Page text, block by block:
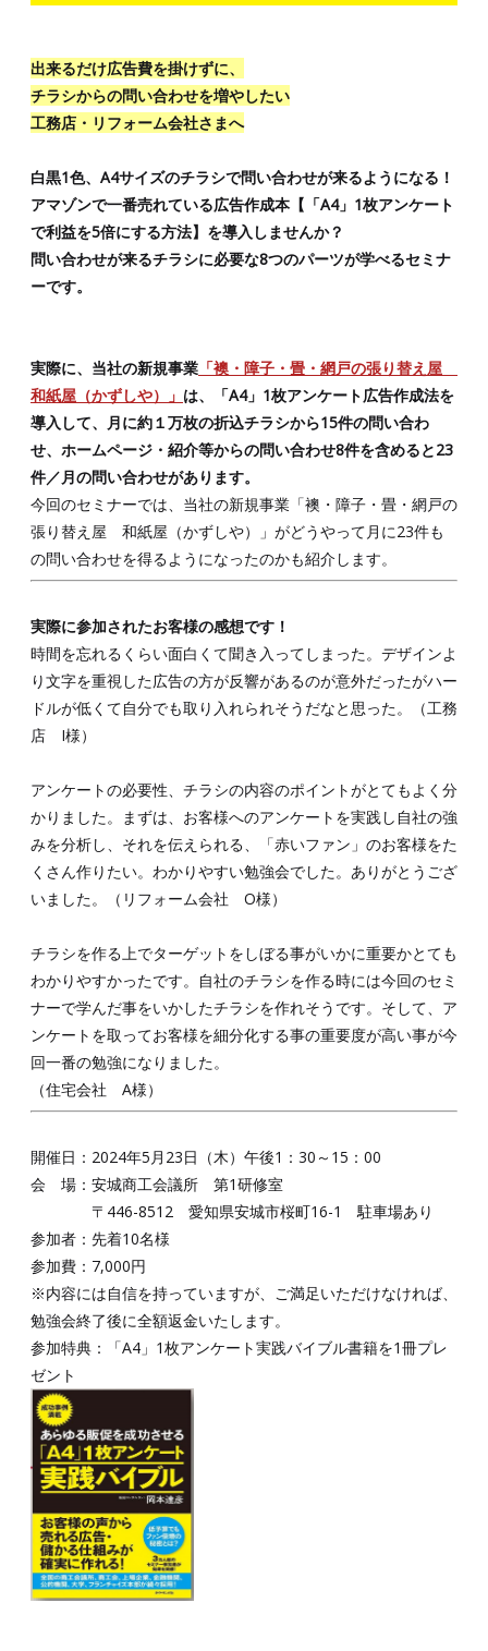
出来るだけ広告費を掛けずに、
チラシからの問い合わせを増やしたい
工務店・リフォーム会社さまへ
白黒1色、A4サイズのチラシで問い合わせが来るようになる！
アマゾンで一番売れている広告作成本【「A4」1枚アンケート
で利益を5倍にする方法】を導入しませんか？
問い合わせが来るチラシに必要な8つのパーツが学べるセミナ
ーです。
実際に、当社の新規事業 「襖・障子・畳・網戸の張り替え屋
和紙屋（かずしや）」 は、「A4」1枚アンケート広告作成法を
導入して、月に約１万枚の折込チラシから15件の問い合わ
せ、ホームページ・紹介等からの問い合わせ8件を含めると23
件／月の問い合わせがあります。
今回のセミナーでは、当社の新規事業「襖・障子・畳・網戸の
張り替え屋 和紙屋（かずしや）」がどうやって月に23件も
の問い合わせを得るようになったのかも紹介します。
実際に参加されたお客様の感想です！
時間を忘れるくらい面白くて聞き入ってしまった。デザインよ
り文字を重視した広告の方が反響があるのが意外だったがハー
ドルが低くて自分でも取り入れられそうだなと思った。（工務
店 I様）
アンケートの必要性、チラシの内容のポイントがとてもよく分
かりました。まずは、お客様へのアンケートを実践し自社の強
みを分析し、それを伝えられる、「赤いファン」のお客様をた
くさん作りたい。わかりやすい勉強会でした。ありがとうござ
いました。（リフォーム会社 O様）
チラシを作る上でターゲットをしぼる事がいかに重要かとても
わかりやすかったです。自社のチラシを作る時には今回のセミ
ナーで学んだ事をいかしたチラシを作れそうです。そして、ア
ンケートを取ってお客様を細分化する事の重要度が高い事が今
回一番の勉強になりました。
（住宅会社 A様）
開催日：2024年5月23日（木）午後1：30～15：00
会 場：安城商工会議所 第1研修室
〒446-8512 愛知県安城市桜町16-1 駐車場あり
参加者：先着10名様
参加費：7,000円
※内容には自信を持っていますが、ご満足いただけなければ、
勉強会終了後に全額返金いたします。
参加特典：「A4」1枚アンケート実践バイブル書籍を1冊プレ
ゼント